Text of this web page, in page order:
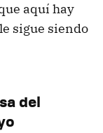
aquí hay
sigue siendo
del